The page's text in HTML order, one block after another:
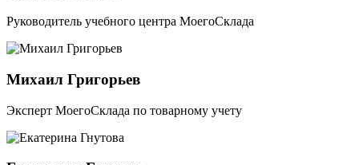
Руководитель учебного центра МоегоСклада
Михаил Григорьев
Эксперт МоегоСклада по товарному учету